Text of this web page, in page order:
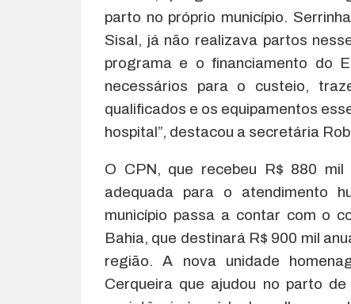
parto no próprio município.
Sisal, já não realizava partos
programa e o financiamento do
necessários para o custeio,
qualificados e os equipamentos
hospital”, destacou a secretária
O CPN, que recebeu R$ 880
adequada para o atendimento
município passa a contar com o
Bahia, que destinará R$ 900 mil
região. A nova unidade
Cerqueira que ajudou no parto